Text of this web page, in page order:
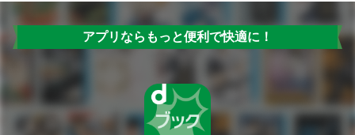
アプリならもっと便利で快適に！